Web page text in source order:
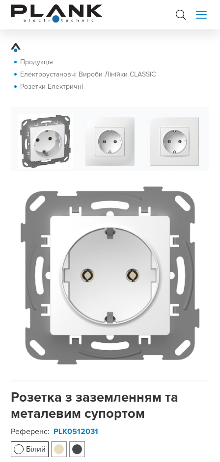
Продукція
Електроустановчі Вироби Лінійки CLASSIC
Розетки Електричні
Розетка з заземленням та
металевим супортом
Референс: PLK0512031
Білий